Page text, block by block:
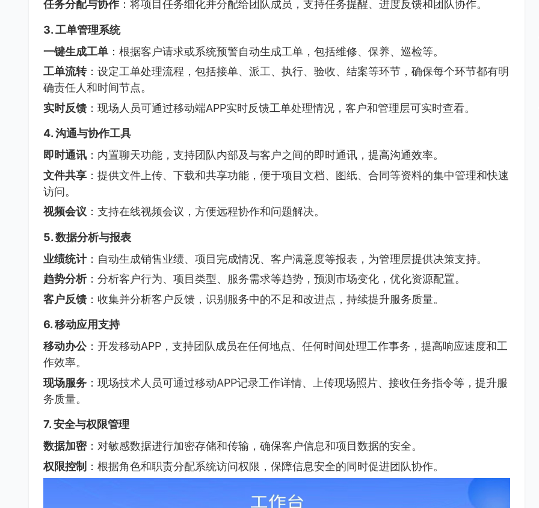
任务分配与协作：将项目任务细化并分配给团队成员，支持任务提醒、进度反馈和团队协作。
3.工单管理系统
一键生成工单 ：根据客户请求或系统预警自动生成工单，包括维修、保养、巡检等。
工单流转：设定工单处理流程，包括接单、派工、执行、验收、结案等环节，确保每个环节都有明
确责任人和时间节点。
实时反馈：现场人员可通过移动端APP实时反馈工单处理情况，客户和管理层可实时查看。
4.沟通与协作工具
即时通讯 ：内置聊天功能，支持团队内部及与客户之间的即时通讯，提高沟通效率。
文件共享 ：提供文件上传、下载和共享功能，便于项目文档、图纸、合同等资料的集中管理和快速
访问。
视频会议 ：支持在线视频会议，方便远程协作和问题解决。
5.数据分析与报表
业绩统计：自动生成销售业绩、项目完成情况、客户满意度等报表，为管理层提供决策支持。
趋势分析：分析客户行为、项目类型、服务需求等趋势，预测市场变化，优化资源配置。
客户反馈：收集并分析客户反馈，识别服务中的不足和改进点，持续提升服务质量。
6.移动应用支持
移动办公：开发移动APP，支持团队成员在任何地点、任何时间处理工作事务，提高响应速度和工
作效率。
现场服务 ：现场技术人员可通过移动APP记录工作详情、上传现场照片、接收任务指令等，提升服
务质量。
7.安全与权限管理
数据加密：对敏感数据进行加密存储和传输，确保客户信息和项目数据的安全。
权限控制 ：根据角色和职责分配系统访问权限，保障信息安全的同时促进团队协作。